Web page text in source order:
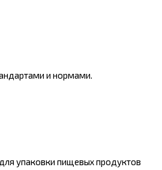
и нормами.
упаковки пищевых продуктов